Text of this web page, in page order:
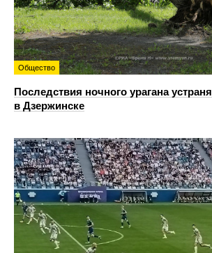
Общество
Последствия ночного урагана
в Дзержинске